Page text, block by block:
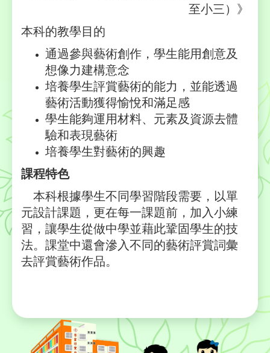
至小三）》
本科的教學目的
通過參與藝術創作，學生能用創意及
想像力建構意念
培養學生評賞藝術的能力，並能透過
藝術活動獲得愉悅和滿足感
學生能夠運用材料、元素及資源去體
驗和表現藝術
培養學生對藝術的興趣
課程特色
本科根據學生不同學習階段需要，以單
元設計課題，更在每一課題前，加入小練
習，讓學生從做中學並藉此鞏固學生的技
法。課堂中還會滲入不同的藝術評賞詞彙
去評賞藝術作品。